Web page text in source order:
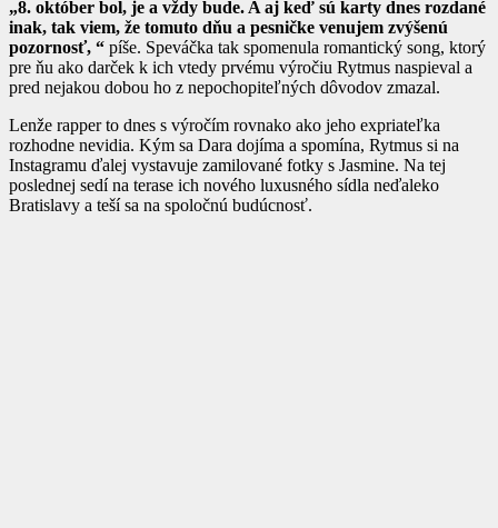
„8. október bol, je a vždy bude. A aj keď sú karty dnes rozdané
inak, tak viem, že tomuto dňu a pesničke venujem zvýšenú
pozornosť, “ píše. Speváčka tak spomenula romantický song, ktorý
pre ňu ako darček k ich vtedy prvému výročiu Rytmus naspieval a
pred nejakou dobou ho z nepochopiteľných dôvodov zmazal.
Lenže rapper to dnes s výročím rovnako ako jeho expriateľka
rozhodne nevidia. Kým sa Dara dojíma a spomína, Rytmus si na
Instagramu ďalej vystavuje zamilované fotky s Jasmine. Na tej
poslednej sedí na terase ich nového luxusného sídla neďaleko
Bratislavy a teší sa na spoločnú budúcnosť.